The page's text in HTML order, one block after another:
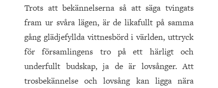
Trots att bekännelserna så att säga tvingats
fram ur svåra lägen, är de likafullt på samma
gång glädjefyllda vittnesbörd i världen, uttryck
för församlingens tro på ett härligt och
underfullt budskap, ja de är lovsånger. Att
trosbekännelse och lovsång kan ligga nära